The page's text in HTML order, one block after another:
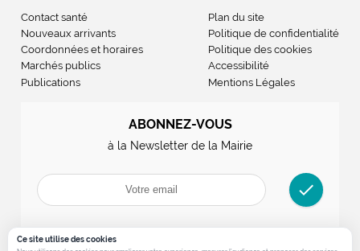
Contact santé
Nouveaux arrivants
Coordonnées et horaires
Marchés publics
Publications
Plan du site
Politique de confidentialité
Politique des cookies
Accessibilité
Mentions Légales
ABONNEZ-VOUS
à la Newsletter de la Mairie
check
Ce site utilise des cookies